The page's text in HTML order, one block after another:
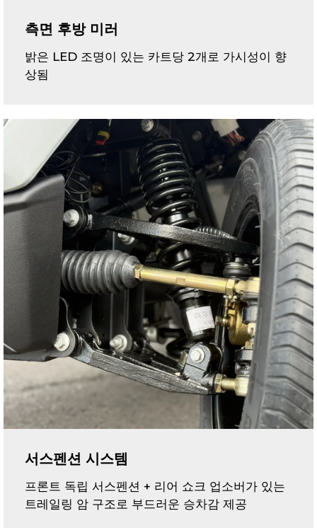
측면 후방 미러
밝은 LED 조명이 있는 카트당 2개로 가시성이 향
상됨
서스펜션 시스템
프론트 독립 서스펜션 + 리어 쇼크 업소버가 있는
트레일링 암 구조로 부드러운 승차감 제공